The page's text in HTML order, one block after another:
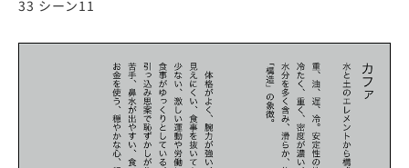
33 シーン11